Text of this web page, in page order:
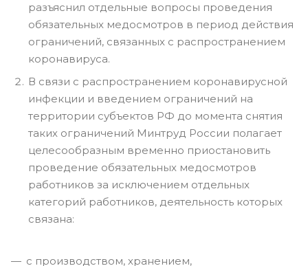
разъяснил отдельные вопросы проведения
обязательных медосмотров в период действия
ограничений, связанных с распространением
коронавируса.
В связи с распространением коронавирусной
инфекции и введением ограничений на
территории субъектов РФ до момента снятия
таких ограничений Минтруд России полагает
целесообразным временно приостановить
проведение обязательных медосмотров
работников за исключением отдельных
категорий работников, деятельность которых
связана:
с производством, хранением,